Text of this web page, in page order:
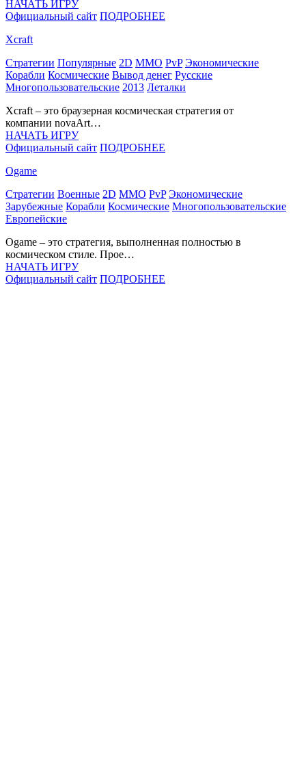
НАЧАТЬ ИГРУ
Официальный сайт ПОДРОБНЕЕ
Xcraft
Стратегии Популярные 2D MMO PvP Экономические
Корабли Космические Вывод денег Русские
Многопользовательские 2013 Леталки
Xcraft – это браузерная космическая стратегия от
компании novaArt…
НАЧАТЬ ИГРУ
Официальный сайт ПОДРОБНЕЕ
Ogame
Стратегии Военные 2D MMO PvP Экономические
Зарубежные Корабли Космические Многопользовательские
Европейские
Ogame – это стратегия, выполненная полностью в
космическом стиле. Прое…
НАЧАТЬ ИГРУ
Официальный сайт ПОДРОБНЕЕ